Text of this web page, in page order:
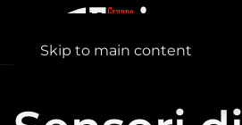
Skip to main content